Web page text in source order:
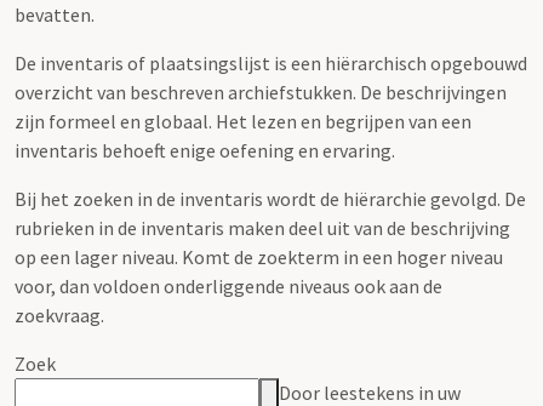
bevatten.
De inventaris of plaatsingslijst is een hiërarchisch opgebouwd
overzicht van beschreven archiefstukken. De beschrijvingen
zijn formeel en globaal. Het lezen en begrijpen van een
inventaris behoeft enige oefening en ervaring.
Bij het zoeken in de inventaris wordt de hiërarchie gevolgd. De
rubrieken in de inventaris maken deel uit van de beschrijving
op een lager niveau. Komt de zoekterm in een hoger niveau
voor, dan voldoen onderliggende niveaus ook aan de
zoekvraag.
Zoek
Door leestekens in uw